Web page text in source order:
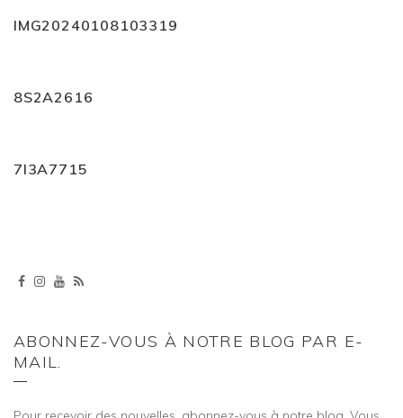
IMG20240108103319
8S2A2616
7I3A7715
ABONNEZ-VOUS À NOTRE BLOG PAR E-
MAIL.